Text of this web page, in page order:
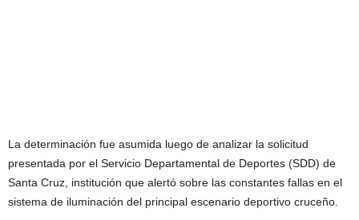
La determinación fue asumida luego de analizar la solicitud
presentada por el Servicio Departamental de Deportes (SDD) de
Santa Cruz, institución que alertó sobre las constantes fallas en el
sistema de iluminación del principal escenario deportivo cruceño.